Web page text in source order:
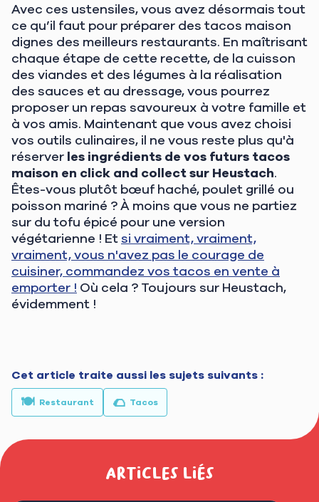
Avec ces ustensiles, vous avez désormais tout
ce qu’il faut pour préparer des tacos maison
dignes des meilleurs restaurants. En maîtrisant
chaque étape de cette recette, de la cuisson
des viandes et des légumes à la réalisation
des sauces et au dressage, vous pourrez
proposer un repas savoureux à votre famille et
à vos amis. Maintenant que vous avez choisi
vos outils culinaires, il ne vous reste plus qu'à
réserver les ingrédients de vos futurs tacos
maison en click and collect sur Heustach.
Êtes-vous plutôt bœuf haché, poulet grillé ou
poisson mariné ? À moins que vous ne partiez
sur du tofu épicé pour une version
végétarienne ! Etsi vraiment, vraiment,
vraiment, vous n'avez pas le courage de
cuisiner, commandez vos tacos en vente à
emporter ! Où cela ? Toujours sur Heustach,
évidemment !
Cet article traite aussi les sujets suivants :
🍽️ Restaurant 🌮 Tacos
Articles liés